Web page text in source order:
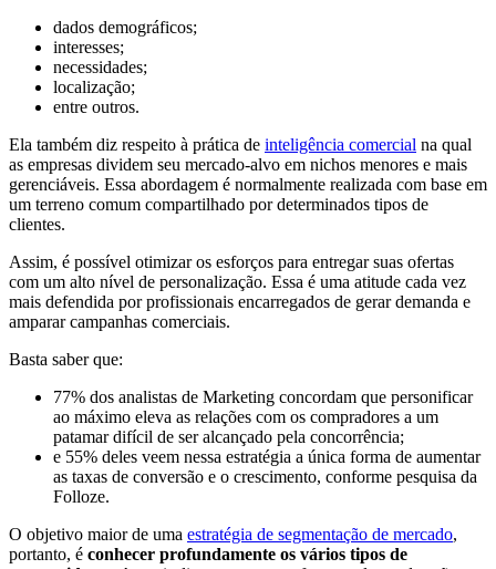
dados demográficos;
interesses;
necessidades;
localização;
entre outros.
Ela também diz respeito à prática de inteligência comercial na qual
as empresas dividem seu mercado-alvo em nichos menores e mais
gerenciáveis. Essa abordagem é normalmente realizada com base em
um terreno comum compartilhado por determinados tipos de
clientes.
Assim, é possível otimizar os esforços para entregar suas ofertas
com um alto nível de personalização. Essa é uma atitude cada vez
mais defendida por profissionais encarregados de gerar demanda e
amparar campanhas comerciais.
Basta saber que:
77% dos analistas de Marketing concordam que personificar
ao máximo eleva as relações com os compradores a um
patamar difícil de ser alcançado pela concorrência;
e 55% deles veem nessa estratégia a única forma de aumentar
as taxas de conversão e o crescimento, conforme pesquisa da
Folloze.
O objetivo maior de uma estratégia de segmentação de mercado,
portanto, é conhecer profundamente os vários tipos de